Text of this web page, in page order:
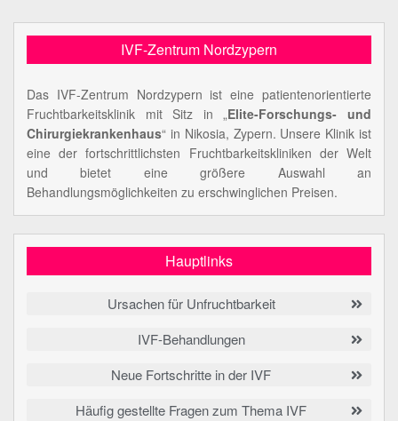
IVF-Zentrum Nordzypern
Das IVF-Zentrum Nordzypern ist eine patientenorientierte
Fruchtbarkeitsklinik mit Sitz in „Elite-Forschungs- und
Chirurgiekrankenhaus“ in Nikosia, Zypern. Unsere Klinik ist
eine der fortschrittlichsten Fruchtbarkeitskliniken der Welt
und bietet eine größere Auswahl an
Behandlungsmöglichkeiten zu erschwinglichen Preisen.
Hauptlinks
Ursachen für Unfruchtbarkeit
IVF-Behandlungen
Neue Fortschritte in der IVF
Häufig gestellte Fragen zum Thema IVF